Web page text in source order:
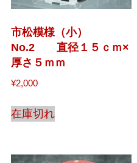
市松模様（小）
No.2 直径１５ｃｍ×
厚さ５ｍｍ
¥2,000
在庫切れ